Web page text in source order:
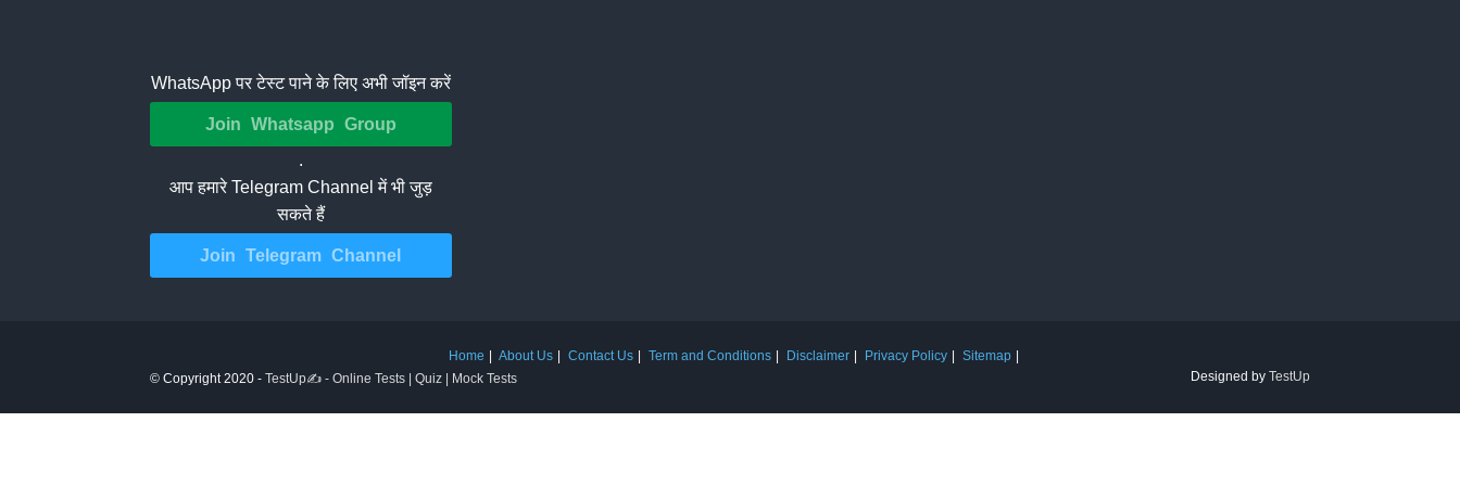
WhatsApp पर टेस्ट पाने के लिए अभी जॉइन करें
Join Whatsapp Group
.
आप हमारे Telegram Channel में भी जुड़
सकते हैं
Join Telegram Channel
Home About Us Contact Us Term and Conditions Disclaimer Privacy Policy
Sitemap
© Copyright 2020 - TestUp✍️ - Online Tests | Quiz | Mock Tests Designed by TestUp